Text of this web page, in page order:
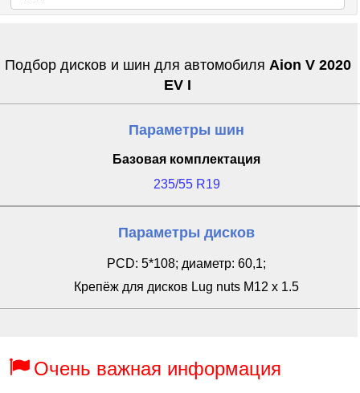
Подбор дисков и шин для автомобиля Aion V 2020
EV I
Параметры шин
Базовая комплектация
235/55 R19
Параметры дисков
PCD: 5*108; диаметр: 60,1;
Крепёж для дисков Lug nuts M12 x 1.5
Очень важная информация